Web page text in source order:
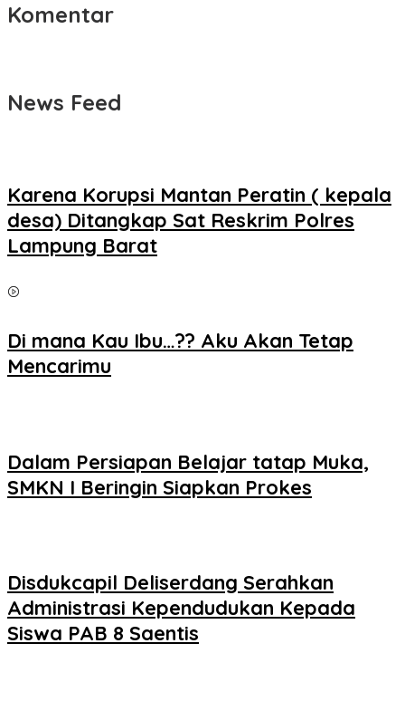
Komentar
News Feed
Karena Korupsi Mantan Peratin ( kepala
desa) Ditangkap Sat Reskrim Polres
Lampung Barat
Di mana Kau Ibu…?? Aku Akan Tetap
Mencarimu
Dalam Persiapan Belajar tatap Muka,
SMKN I Beringin Siapkan Prokes
Disdukcapil Deliserdang Serahkan
Administrasi Kependudukan Kepada
Siswa PAB 8 Saentis